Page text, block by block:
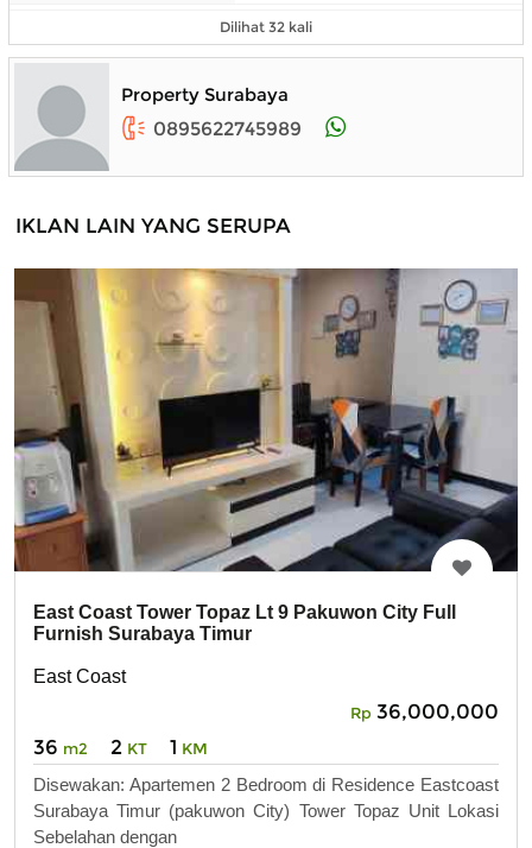
Dilihat 32 kali
Property Surabaya
0895622745989
IKLAN LAIN YANG SERUPA
East Coast Tower Topaz Lt 9 Pakuwon City Full
Furnish Surabaya Timur
East Coast
Rp 36,000,000
36 m2 2 KT 1 KM
Disewakan: Apartemen 2 Bedroom di Residence Eastcoast
Surabaya Timur (pakuwon City) Tower Topaz Unit Lokasi
Sebelahan dengan